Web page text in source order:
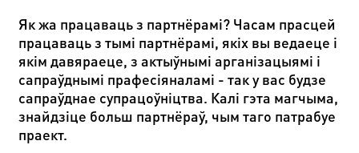
Як жа працаваць з партнёрамі? Часам прасцей
працаваць з тымі партнёрамі, якіх вы ведаеце і
якім давяраеце, з актыўнымі арганізацыямі і
сапраўднымі прафесіяналамі - так у вас будзе
сапраўднае супрацоўніцтва. Калі гэта магчыма,
знайдзіце больш партнёраў, чым таго патрабуе
праект.